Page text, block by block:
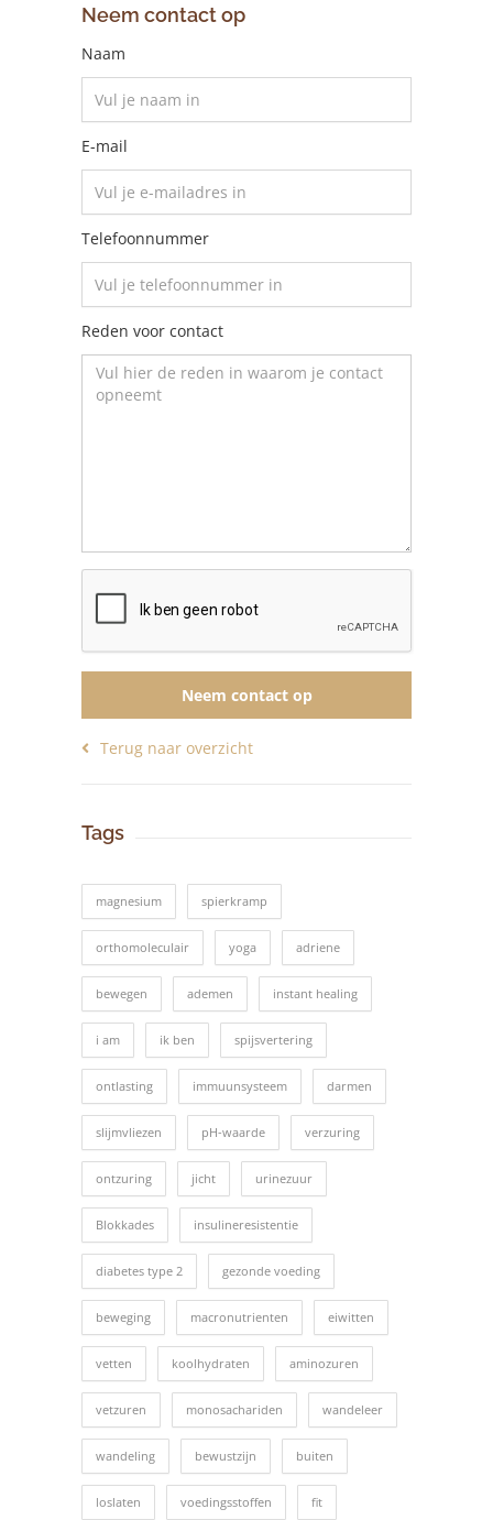
Neem contact op
Naam
E-mail
Telefoonnummer
Reden voor contact
Neem contact op
Terug naar overzicht
Tags
magnesium spierkramp
orthomoleculair yoga adriene
bewegen ademen instant healing
i am ik ben spijsvertering
ontlasting immuunsysteem darmen
slijmvliezen pH-waarde verzuring
ontzuring jicht urinezuur
Blokkades insulineresistentie
diabetes type 2 gezonde voeding
beweging macronutrienten eiwitten
vetten koolhydraten aminozuren
vetzuren monosachariden wandeleer
wandeling bewustzijn buiten
loslaten voedingsstoffen fit